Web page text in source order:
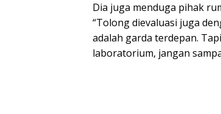
Dia juga menduga pihak
“Tolong dievaluasi juga
adalah garda terdepan.
laboratorium, jangan